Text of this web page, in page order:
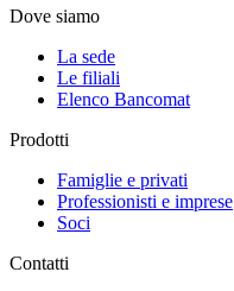
Dove siamo
La sede
Le filiali
Elenco Bancomat
Prodotti
Famiglie e privati
Professionisti e imprese
Soci
Contatti